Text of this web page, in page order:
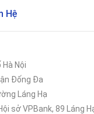
Hệ
Nội
Đống Đa
Láng Hạ
sở VPBank, 89 Láng